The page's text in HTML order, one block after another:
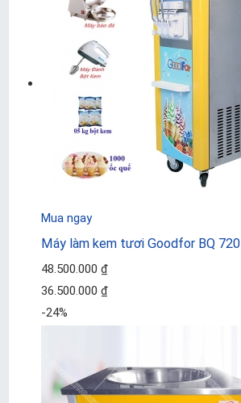
Mua ngay
Máy làm kem tươi Goodfor BQ 720
48.500.000 ₫
36.500.000 ₫
-24%